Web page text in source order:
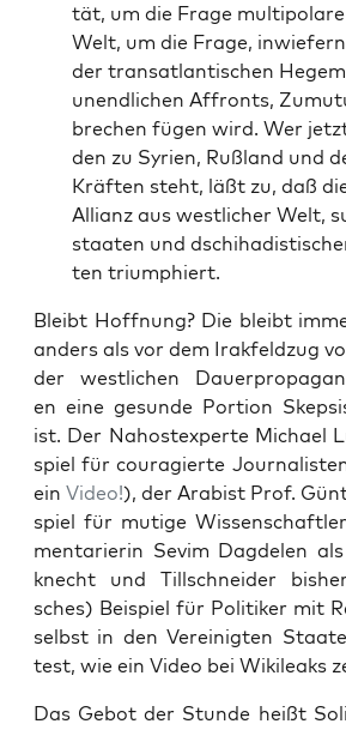
tät, um die Fra­ge
Welt, um die Fra­ge,
der trans­at­lan­ti­schen
unend­li­chen Affronts,
bre­chen fügen wird. Wer
den zu Syri­en, Ruß­land und
Kräf­ten steht, läßt zu, daß
Alli­anz aus west­li­cher Welt,
staa­ten und
ten triumphiert.
Bleibt Hoff­nung? Die bleibt
anders als vor dem Irak­feld­zug
der west­li­chen
en eine gesun­de Por­ti­on
ist. Der Nah­ost­ex­per­te Micha­el
spiel für cou­ra­gier­te
ein Video!), der Ara­bist Prof.
spiel für muti­ge
men­ta­rie­rin Sevim Dagde­len
knecht und Till­schnei­der
sches) Bei­spiel für Poli­ti­ker mit
selbst in den Ver­ei­nig­ten
test, wie ein Video bei Wiki­leaks
Das Gebot der Stun­de heißt